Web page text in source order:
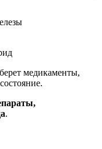
медикаменты,
.